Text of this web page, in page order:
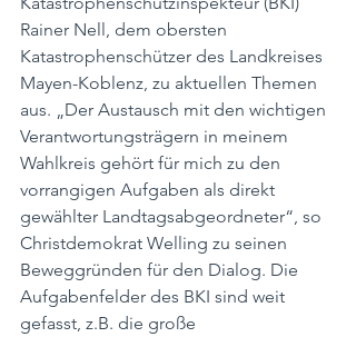
Rainer Nell, dem obersten
Katastrophenschützer des Landkreises
Mayen-Koblenz, zu aktuellen Themen
aus. „Der Austausch mit den wichtigen
Verantwortungsträgern in meinem
Wahlkreis gehört für mich zu den
vorrangigen Aufgaben als direkt
gewählter Landtagsabgeordneter“, so
Christdemokrat Welling zu seinen
Beweggründen für den Dialog. Die
Aufgabenfelder des BKI sind weit
gefasst, z.B. die große